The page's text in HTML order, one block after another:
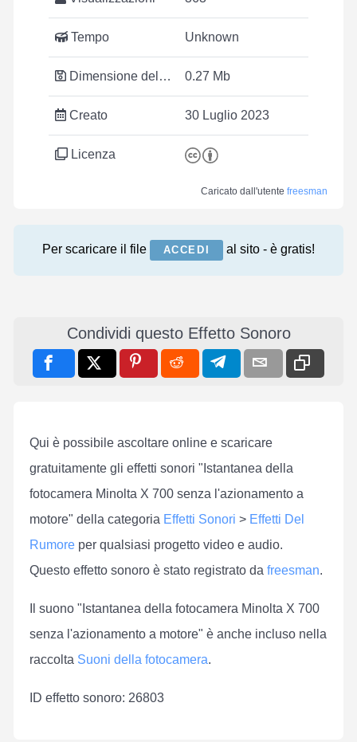
Tempo Unknown
Dimensione del file 0.27 Mb
Creato 30 Luglio 2023
Licenza
Caricato dall'utente freesman
Per scaricare il file ACCEDI al sito - è gratis!
Condividi questo Effetto Sonoro
Qui è possibile ascoltare online e scaricare
gratuitamente gli effetti sonori "Istantanea della
fotocamera Minolta X 700 senza l'azionamento a
motore" della categoria Effetti Sonori > Effetti Del
Rumore per qualsiasi progetto video e audio.
Questo effetto sonoro è stato registrato da freesman.
Il suono "Istantanea della fotocamera Minolta X 700
senza l'azionamento a motore" è anche incluso nella
raccolta Suoni della fotocamera.
ID effetto sonoro: 26803